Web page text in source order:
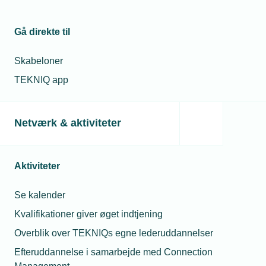
Gå direkte til
Skabeloner
TEKNIQ app
Netværk & aktiviteter
Aktiviteter
Se kalender
Kvalifikationer giver øget indtjening
Overblik over TEKNIQs egne lederuddannelser
Efteruddannelse i samarbejde med Connection
medlemmer
Relaterede nyheder
05. februar 2026